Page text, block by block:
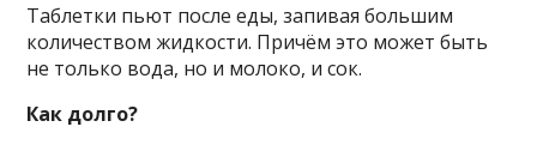
Таблетки пьют после еды, запивая большим
количеством жидкости. Причём это может быть
не только вода, но и молоко, и сок.
Как долго?